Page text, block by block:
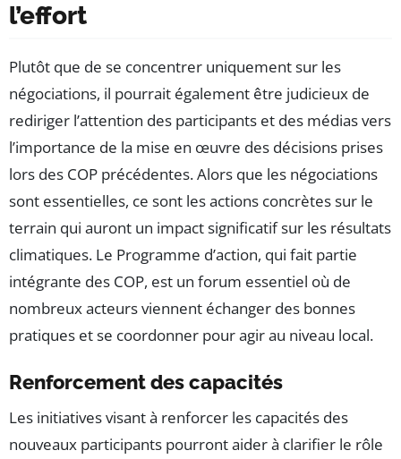
l’effort
Plutôt que de se concentrer uniquement sur les
négociations, il pourrait également être judicieux de
rediriger l’attention des participants et des médias vers
l’importance de la mise en œuvre des décisions prises
lors des COP précédentes. Alors que les négociations
sont essentielles, ce sont les actions concrètes sur le
terrain qui auront un impact significatif sur les résultats
climatiques. Le Programme d’action, qui fait partie
intégrante des COP, est un forum essentiel où de
nombreux acteurs viennent échanger des bonnes
pratiques et se coordonner pour agir au niveau local.
Renforcement des capacités
Les initiatives visant à renforcer les capacités des
nouveaux participants pourront aider à clarifier le rôle